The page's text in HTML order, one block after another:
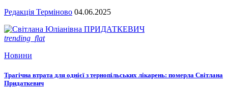
Редакція Терміново 04.06.2025
trending_flat
Новини
Трагічна втрата для однієї з тернопільських лікарень: померла Світлана
Придаткевич